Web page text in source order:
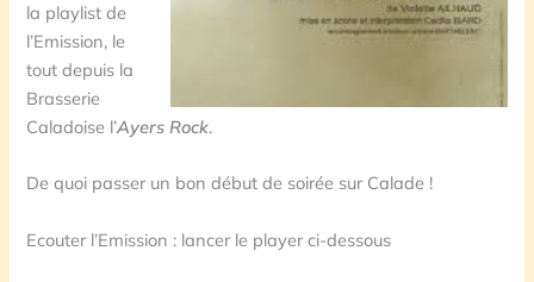
la playlist de
l’Emission, le
tout depuis la
Brasserie
Caladoise l’Ayers Rock.
De quoi passer un bon début de soirée sur Calade !
Ecouter l’Emission : lancer le player ci-dessous